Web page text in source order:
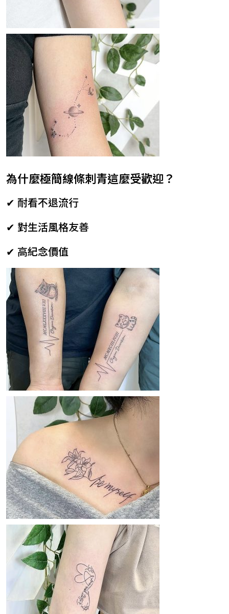
為什麼極簡線條刺青這麼受歡迎？
✔ 耐看不退流行
✔ 對生活風格友善
✔ 高紀念價值